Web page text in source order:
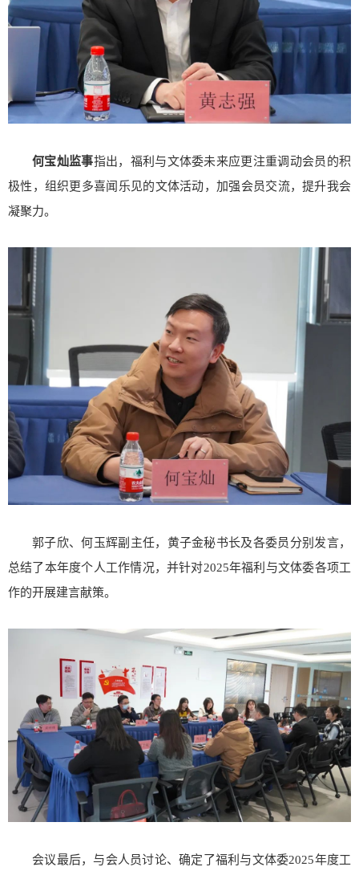
何宝灿监事指出，福利与文体委未来应更注重调动会员的积
极性，组织更多喜闻乐见的文体活动，加强会员交流，提升我会
凝聚力。
郭子欣、何玉辉副主任，黄子金秘书长及各委员分别发言，
总结了本年度个人工作情况，并针对2025年福利与文体委各项工
作的开展建言献策。
会议最后，与会人员讨论、确定了福利与文体委2025年度工